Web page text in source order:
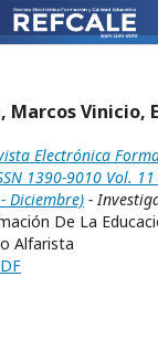
Marcos Vinicio,
Electrónica
1390-9010 Vol.
Diciembre) -
De La
Alfarista